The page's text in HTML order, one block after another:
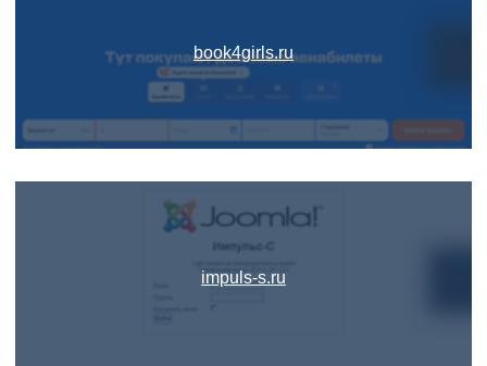
book4girls.ru
impuls-s.ru